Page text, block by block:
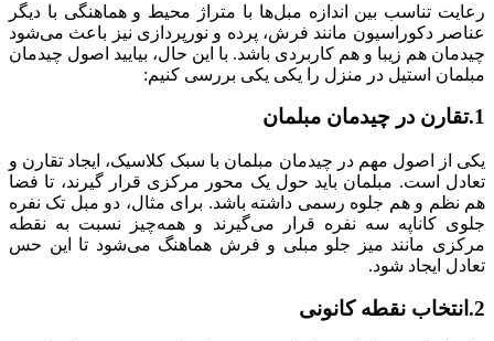
رعایت تناسب بین اندازه مبل‌ها با متراژ محیط و هماهنگی با دیگر
عناصر دکوراسیون مانند فرش، پرده و نورپردازی نیز باعث می‌شود
چیدمان هم زیبا و هم کاربردی باشد. با این حال، بیایید اصول چیدمان
مبلمان استیل در منزل را یکی یکی بررسی کنیم:
1.تقارن در چیدمان مبلمان
یکی از اصول مهم در چیدمان مبلمان با سبک کلاسیک، ایجاد تقارن و
تعادل است. مبلمان باید حول یک محور مرکزی قرار گیرند، تا فضا
هم نظم و هم جلوه رسمی داشته باشد. برای مثال، دو مبل تک نفره
جلوی کاناپه سه نفره قرار می‌گیرند و همه‌چیز نسبت به نقطه
مرکزی مانند میز جلو مبلی و فرش هماهنگ می‌شود تا این حس
تعادل ایجاد شود.
2.انتخاب نقطه کانونی